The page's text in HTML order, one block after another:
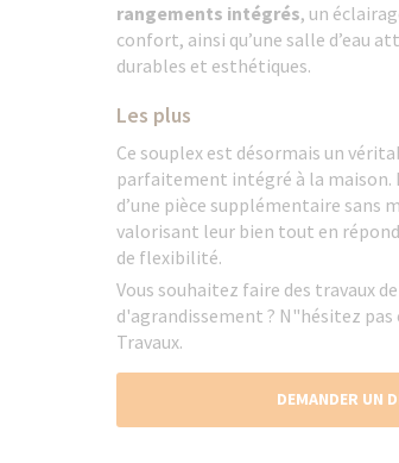
rangements intégrés, un
confort, ainsi qu’une salle d’eau
durables et esthétiques.
Les plus
Ce souplex est désormais un
parfaitement intégré à la
d’une pièce supplémentaire sans
valorisant leur bien tout en
de flexibilité.
Vous souhaitez faire des travaux
d'agrandissement ? N"hésitez pas
Travaux.
DEMANDER UN